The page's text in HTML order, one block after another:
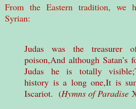
From the Eastern tradition, we
Syrian:
Judas was the treasurer
poison,And although Satan’s
Judas he is totally visible;
history is a long one,It is
Iscariot. (Hymns of Paradise